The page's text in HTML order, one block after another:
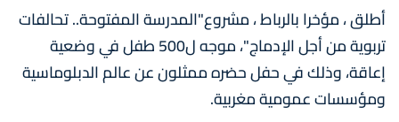
أطلق ، مؤخرا بالرباط ، مشروع"المدرسة المفتوحة.. تحالفات
تربویة من أجل الإدماج"، موجه ل500 طفل في وضعية
إعاقة، وذلك في حفل حضره ممثلون عن عالم الدبلوماسیة
ومؤسسات عمومیة مغربیة.